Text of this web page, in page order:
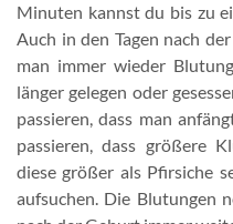
Minuten kannst du bis zu
Auch in den Tagen nach
man immer wieder
länger gelegen oder
passieren, dass man
passieren, dass größere
diese größer als Pfirsiche
aufsuchen. Die Blutungen